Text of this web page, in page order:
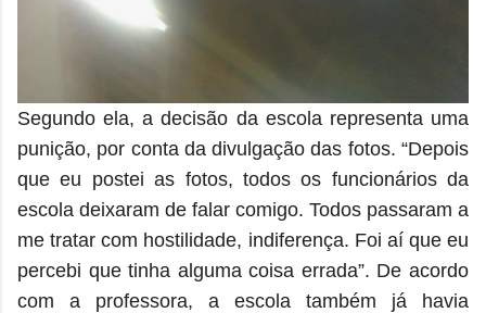
Segundo ela, a decisão da escola representa uma
punição, por conta da divulgação das fotos. “Depois
que eu postei as fotos, todos os funcionários da
escola deixaram de falar comigo. Todos passaram a
me tratar com hostilidade, indiferença. Foi aí que eu
percebi que tinha alguma coisa errada”. De acordo
com a professora, a escola também já havia